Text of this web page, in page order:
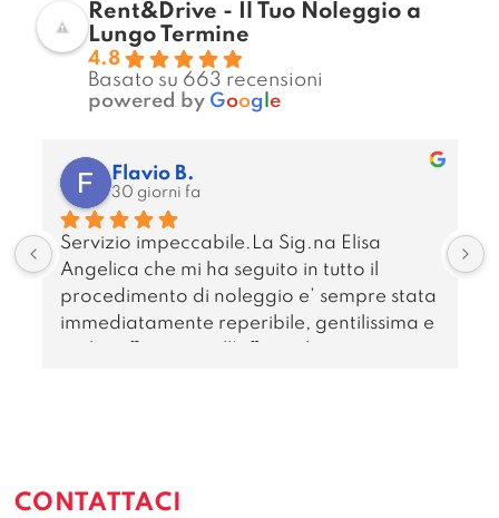
Rent&Drive - Il Tuo Noleggio a
Lungo Termine
4.8
Basato su 663 recensioni
powered by Goog e
Flavio B.
30 giorni fa
Servizio impeccabile.La Sig.na Elisa
Angelica che mi ha seguito in tutto il
procedimento di noleggio e’ sempre stata
immediatamente reperibile, gentilissima e
CONTATTACI